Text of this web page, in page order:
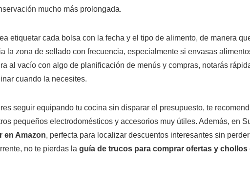
mucho más prolongada.
etiquetar cada bolsa con la fecha y el tipo de alimento, de manera
la zona de sellado con frecuencia, especialmente si envasas
al vacío con algo de planificación de menús y compras, notarás
cuando la necesites.
seguir equipando tu cocina sin disparar el presupuesto, te
pequeños electrodomésticos y accesorios muy útiles. Además, en
en Amazon, perfecta para localizar descuentos interesantes sin
no te pierdas la guía de trucos para comprar ofertas y chollos